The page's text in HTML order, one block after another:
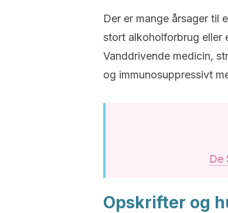
Der er mange årsager til
stort alkoholforbrug eller
Vanddrivende medicin,
og immunosuppressivt
De
Opskrifter og